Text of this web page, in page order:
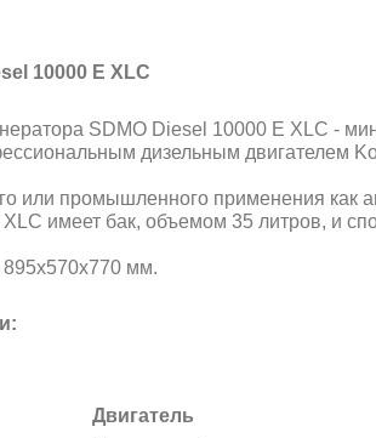
10000 E XLC
SDMO Diesel 10000 E XLC -
дизельным двигателем
или промышленного применения как
имеет бак, объемом 35 литров, и
895х570х770 мм.
Двигатель